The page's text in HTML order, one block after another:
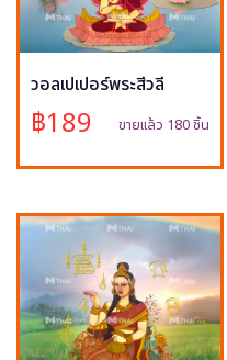
วอลเปเปอร์พระสีวลี
฿189 ขายแล้ว 180 ชิ้น